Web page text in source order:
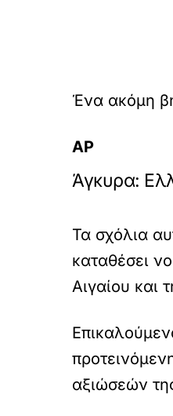
Ένα ακόμη
AP
Άγκυρα:
Τα σχόλια
καταθέσει
Αιγαίου και
αξιώσεών